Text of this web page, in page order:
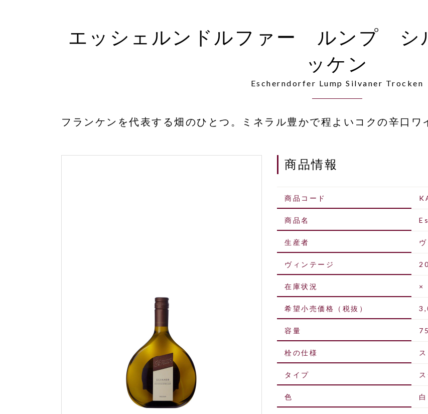
エッシェルンドルファー ルンプ シ
ッケン
Escherndorfer Lump Silvaner Trocken
フランケンを代表する畑のひとつ。ミネラル豊かで程よいコクの辛口ワ
商品情報
商品コード
商品名
生産者
ヴィンテージ
在庫状況 ×
希望小売価格（税抜）
容量
栓の仕様
タイプ
色 白